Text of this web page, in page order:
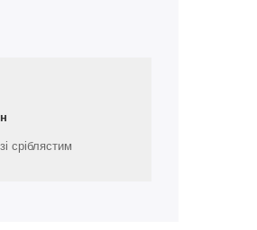
сріблястим